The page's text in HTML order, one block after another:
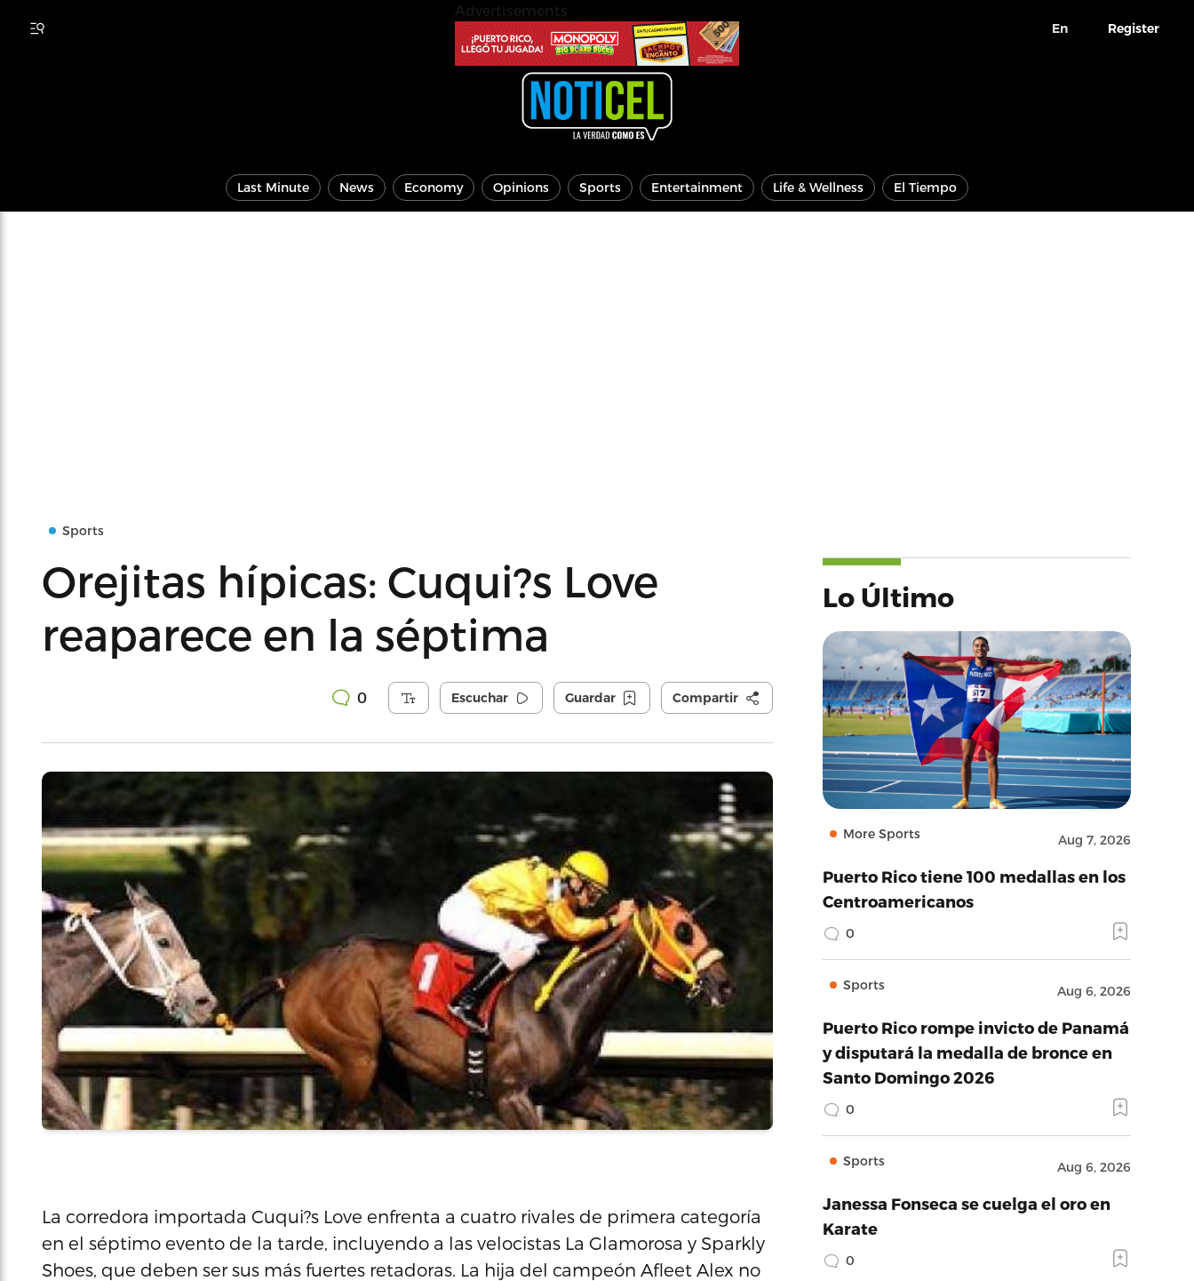
En Register
Last Minute News Economy Opinions Sports Entertainment Life & Wellness El Tiempo
Sports
Orejitas hípicas: Cuqui?s Love
reaparece en la séptima
0 Escuchar Guardar Compartir
La corredora importada Cuqui?s Love enfrenta a cuatro rivales de primera categoría
en el séptimo evento de la tarde, incluyendo a las velocistas La Glamorosa y Sparkly
Shoes, que deben ser sus más fuertes retadoras. La hija del campeón Afleet Alex no
Lo Último
More Sports Aug 7, 2026
Puerto Rico tiene 100 medallas en los
Centroamericanos
0
Sports Aug 6, 2026
Puerto Rico rompe invicto de Panamá
y disputará la medalla de bronce en
Santo Domingo 2026
0
Sports Aug 6, 2026
Janessa Fonseca se cuelga el oro en
Karate
0